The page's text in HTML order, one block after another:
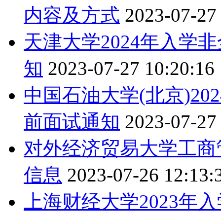
内容及方式 2023-07-
天津大学2024年入学
知 2023-07-27 10:20:16
中国石油大学(北京
前面试通知 2023-07-
对外经济贸易大学工
信息 2023-07-26
上海财经大学2023年